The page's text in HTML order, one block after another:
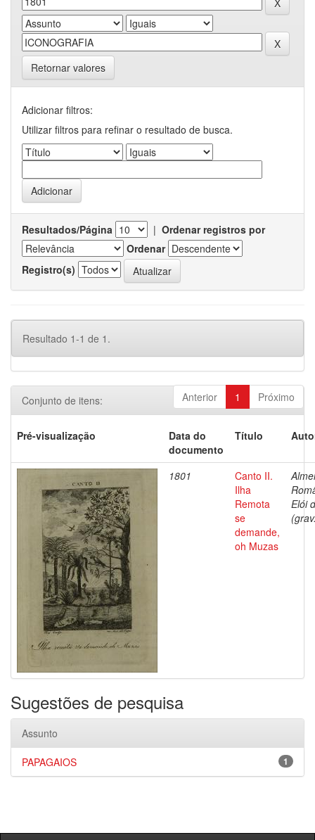
Retornar valores
Adicionar filtros:
Utilizar filtros para refinar o resultado de busca.
Resultados/Página | Ordenar registros por
Ordenar
Registro(s)
Resultado 1-1 de 1.
Anterior 1 Próximo
Conjunto de itens:
Pré-visualização
Data do
documento
Título
1801
Canto II.
Ilha
Remota
se
demande,
oh Muzas
Elói
Sugestões de pesquisa
Assunto
1
PAPAGAIOS